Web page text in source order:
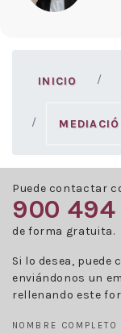
INICIO
Puede contactar
900 494
de forma gratuita.
Si lo desea,
enviándonos un
rellenando este
NOMBRE COMPLETO